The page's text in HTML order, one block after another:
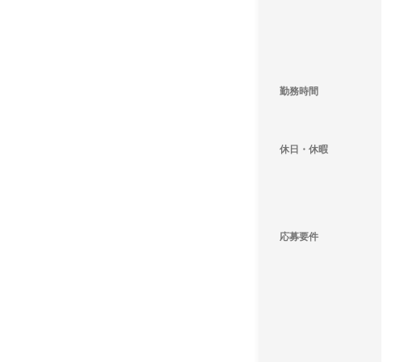
勤務時間
休日・休暇
応募要件